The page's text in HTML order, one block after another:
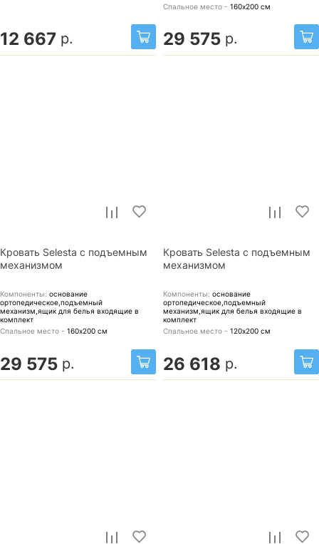
12 667 р.
Спальное место - 160х200 см
29 575 р.
Кровать Selesta с подъемным
механизмом
Компоненты: основание
ортопедическое,подъемный
механизм,ящик для белья входящие в
комплект
Спальное место - 160х200 см
29 575 р.
Кровать Selesta с подъемным
механизмом
Компоненты: основание
ортопедическое,подъемный
механизм,ящик для белья входящие в
комплект
Спальное место - 120х200 см
26 618 р.